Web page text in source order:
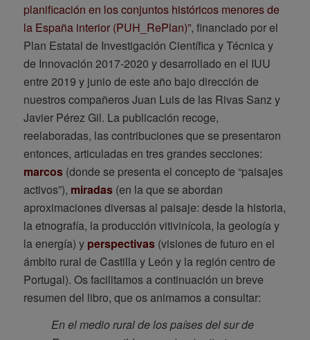
planificación en los conjuntos históricos menores de
la España interior (PUH_RePlan)”, financiado por el
Plan Estatal de Investigación Científica y Técnica y
de Innovación 2017-2020 y desarrollado en el IUU
entre 2019 y junio de este año bajo dirección de
nuestros compañeros Juan Luis de las Rivas Sanz y
Javier Pérez Gil. La publicación recoge,
reelaboradas, las contribuciones que se presentaron
entonces, articuladas en tres grandes secciones:
marcos(donde se presenta el concepto de “paisajes
activos”), miradas(en la que se abordan
aproximaciones diversas al paisaje: desde la historia,
la etnografía, la producción vitivinícola, la geología y
la energía) y perspectivas(visiones de futuro en el
ámbito rural de Castilla y León y la región centro de
Portugal). Os facilitamos a continuación un breve
resumen del libro, que os animamos a consultar:
En el medio rural de los países del sur de